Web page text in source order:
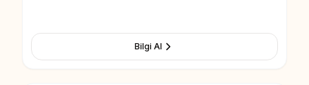
Bilgi Al
Add to